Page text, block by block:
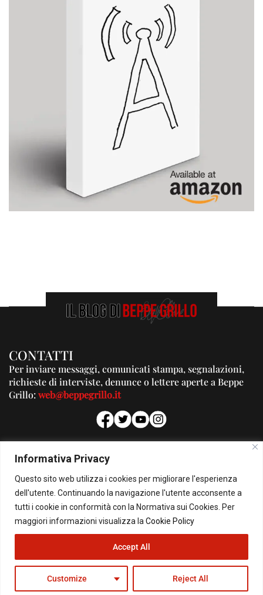
Informativa Privacy
Questo sito web utilizza i cookies per migliorare l'esperienza
dell'utente. Continuando la navigazione l'utente acconsente a
tutti i cookie in conformità con la Normativa sui Cookies. Per
maggiori informazioni visualizza la Cookie Policy
Customize Reject All
Accept All
CONTATTI
Per inviare messaggi, comunicati stampa, segnalazioni,
richieste di interviste, denunce o lettere aperte a Beppe
Grillo:web@beppegrillo.it
PUBBLICITA'
Per la tua pubblicità su questo Blog:
pubblicita@beppegrillo.it
© Copyright 2026 - Il Blog di Beppe Grillo. All Rights Reserved - Powered by
happygrafic.com